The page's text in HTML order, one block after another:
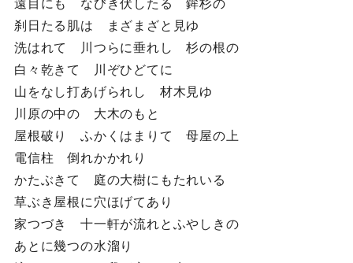
遠目にも なびき伏したる 鉾杉の
刹日たる肌は まざまざと見ゆ
洗はれて 川つらに垂れし 杉の根の
白々乾きて 川ぞひどてに
山をなし打あげられし 材木見ゆ
川原の中の 大木のもと
屋根破り ふかくはまりて 母屋の上
電信柱 倒れかかれり
かたぶきて 庭の大樹にもたれいる
草ぶき屋根に穴ほげてあり
家つづき 十一軒が流れとふやしきの
あとに幾つの水溜り